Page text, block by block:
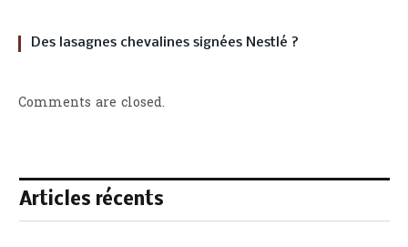
Des lasagnes chevalines signées Nestlé ?
Comments are closed.
Articles récents